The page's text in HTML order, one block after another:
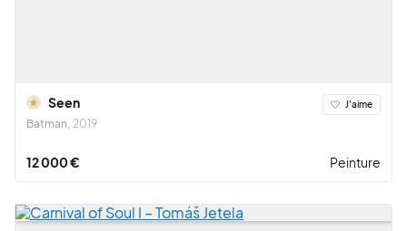
Seen
Batman 2019
J'aime
12 000 € Peinture